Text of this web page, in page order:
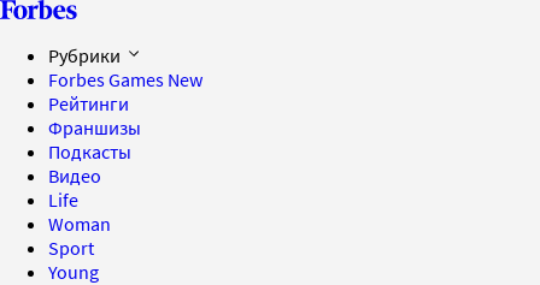
Рубрики
Forbes Games New
Рейтинги
Франшизы
Подкасты
Видео
Life
Woman
Sport
Young